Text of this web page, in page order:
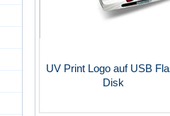
UV Print Logo auf USB
Disk